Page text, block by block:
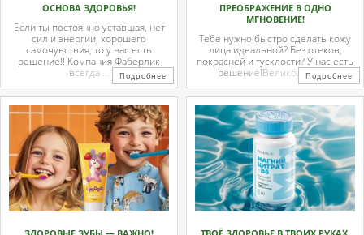
ОСНОВА ЗДОРОВЬЯ!
Если ты постоянно уставшая, нет
сил и энергии, хорошего
самочувствия, то у нас есть
решение!! Компания Фаберлик
всегда ...
Подробнее
ПРЕОБРАЖЕНИЕ В ОДНО
МГНОВЕНИЕ!
Тебе нужно быстро сделать кожу
лица идеальной? Без отеков,
покрасней и тусклости? У нас есть
решение!Великолепные
тканевые ...
Подробнее